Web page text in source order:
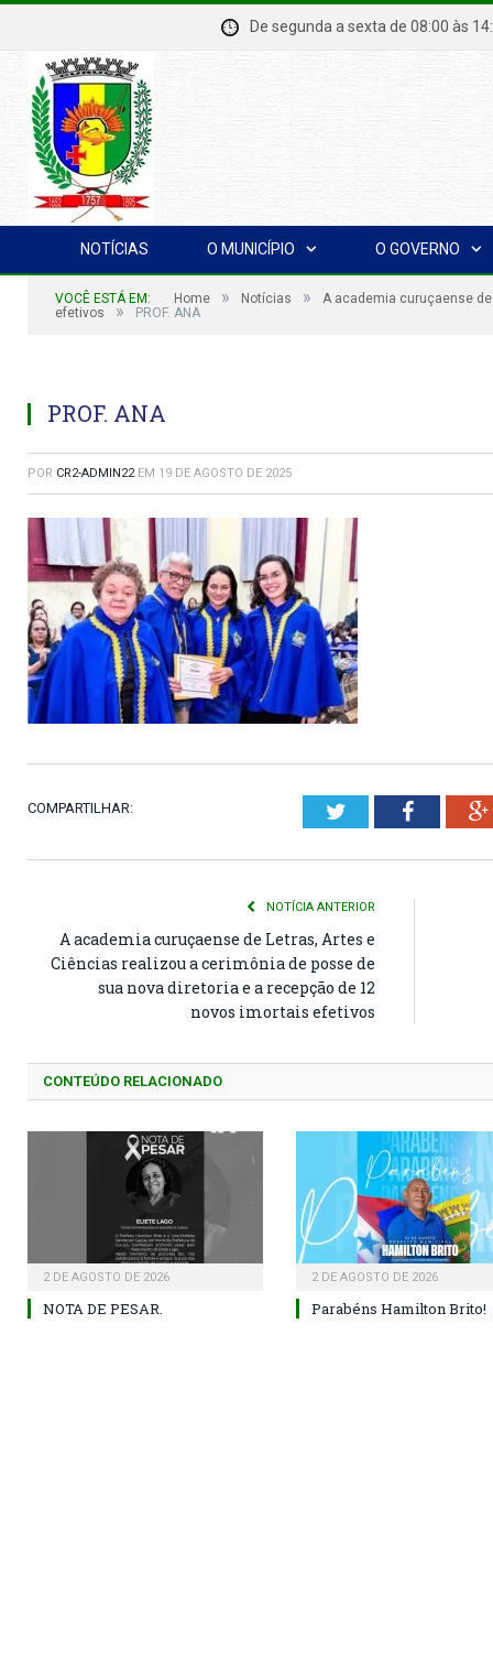
De segunda a sexta de 08:00
NOTÍCIAS O MUNICÍPIO O GOVERNO
VOCÊ ESTÁ EM: Home » Notícias »
A academia curuçaense
efetivos
» PROF. ANA
PROF. ANA
POR CR2-ADMIN22 EM 19 DE AGOSTO DE 2025
COMPARTILHAR: Twitter
NOTÍCIA ANTERIOR
A academia curuçaense de Letras, Artes e
Ciências realizou a cerimônia de posse de
sua nova diretoria e a recepção de 12
novos imortais efetivos
CONTEÚDO RELACIONADO
2 DE AGOSTO DE 2026
NOTA DE PESAR.
2 DE AGOSTO DE 2026
Parabéns Hamilton Brito!